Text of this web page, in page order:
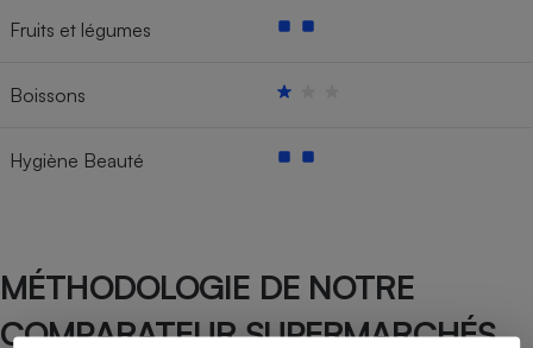
Fruits et légumes
Boissons
Hygiène Beauté
MÉTHODOLOGIE DE NOTRE
COMPARATEUR SUPERMARCHÉS